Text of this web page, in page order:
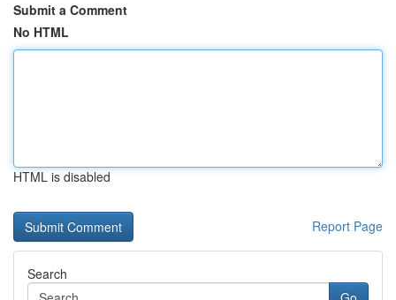
Submit a Comment
No HTML
HTML is disabled
Report Page
Search